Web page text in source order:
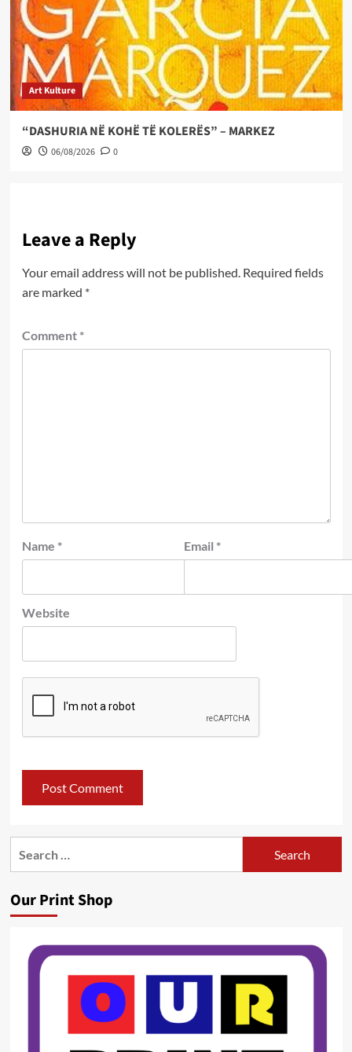
Art Kulture
“DASHURIA NË KOHË TË KOLERËS” – MARKEZ
06/08/2026 0
Leave a Reply
Your email address will not be published. Required fields
are marked *
Comment *
Name * Email *
Website
Our Print Shop